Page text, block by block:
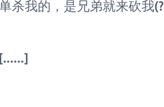
杀我的，是兄弟就来砍我(?
[……]